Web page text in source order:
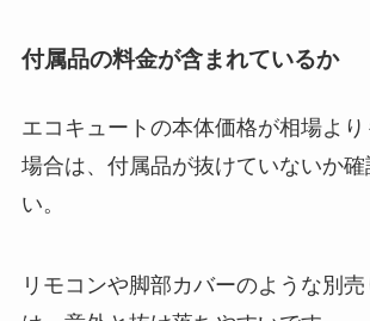
付属品の料金が含まれているか
エコキュートの本体価格が相場よ
場合は、付属品が抜けていないか確
い。
リモコンや脚部カバーのような別